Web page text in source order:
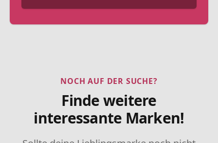
NOCH AUF DER SUCHE?
Finde weitere
interessante Marken!